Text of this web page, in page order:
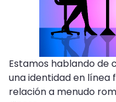
Estamos hablando de
una identidad en línea
relación a menudo